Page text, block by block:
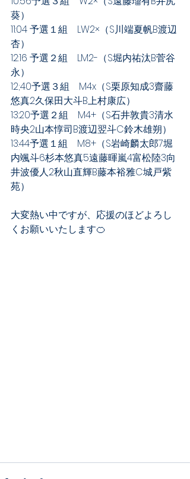
葵）
11:04 予選１組　LW2×（S川端夏帆B渡辺
杏）
12:16 予選２組　LM2-（S堀内祐汰B菅谷
永）
12;40予選３組　M4x（S栗原知成3齋藤
悠真2久保田大斗B上村康広）
13:20予選２組　M4+（S石井敦貴3清水
時央2山本惇司B渡辺翌斗C鈴木雄朔）
13:44予選１組　M8+（S岩崎麟太郎7堀
内颯斗6杉本悠真5遠藤暉嵐4富松陸3向
井波優人2秋山直輝B藤本裕雅C城戸紫
苑）
大変熱い中ですが、応援のほどよろし
くお願いいたします🍊